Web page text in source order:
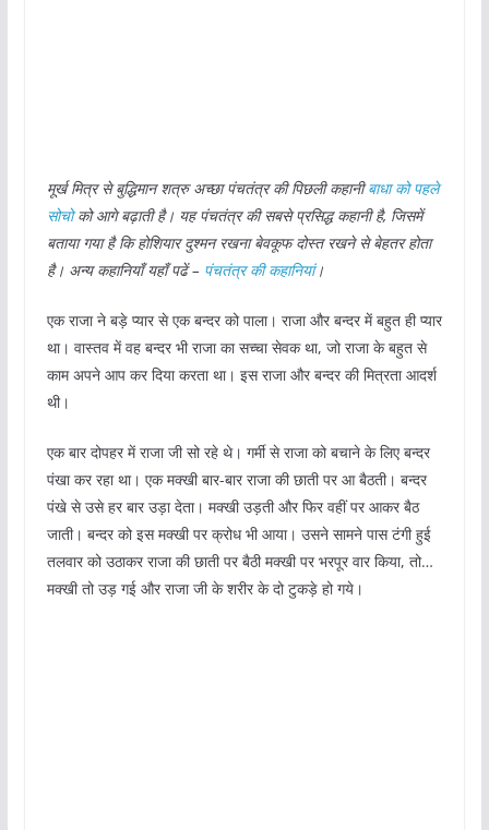
मूर्ख मित्र से बुद्धिमान शत्रु अच्छा पंचतंत्र की पिछली कहानीबाधा को पहले
सोचोको आगे बढ़ाती है। यह पंचतंत्र की सबसे प्रसिद्ध कहानी है, जिसमें
बताया गया है कि होशियार दुश्मन रखना बेवकूफ दोस्त रखने से बेहतर होता
है। अन्य कहानियाँ यहाँ पढें – पंचतंत्र की कहानियां।
एक राजा ने बड़े प्यार से एक बन्दर को पाला। राजा और बन्दर में बहुत ही प्यार
था। वास्तव में वह बन्दर भी राजा का सच्चा सेवक था, जो राजा के बहुत से
काम अपने आप कर दिया करता था। इस राजा और बन्दर की मित्रता आदर्श
थी।
एक बार दोपहर में राजा जी सो रहे थे। गर्मी से राजा को बचाने के लिए बन्दर
पंखा कर रहा था। एक मक्खी बार-बार राजा की छाती पर आ बैठती। बन्दर
पंखे से उसे हर बार उड़ा देता। मक्खी उड़ती और फिर वहीं पर आकर बैठ
जाती। बन्दर को इस मक्खी पर क्रोध भी आया। उसने सामने पास टंगी हुई
तलवार को उठाकर राजा की छाती पर बैठी मक्खी पर भरपूर वार किया, तो…
मक्खी तो उड़ गई और राजा जी के शरीर के दो टुकड़े हो गये।